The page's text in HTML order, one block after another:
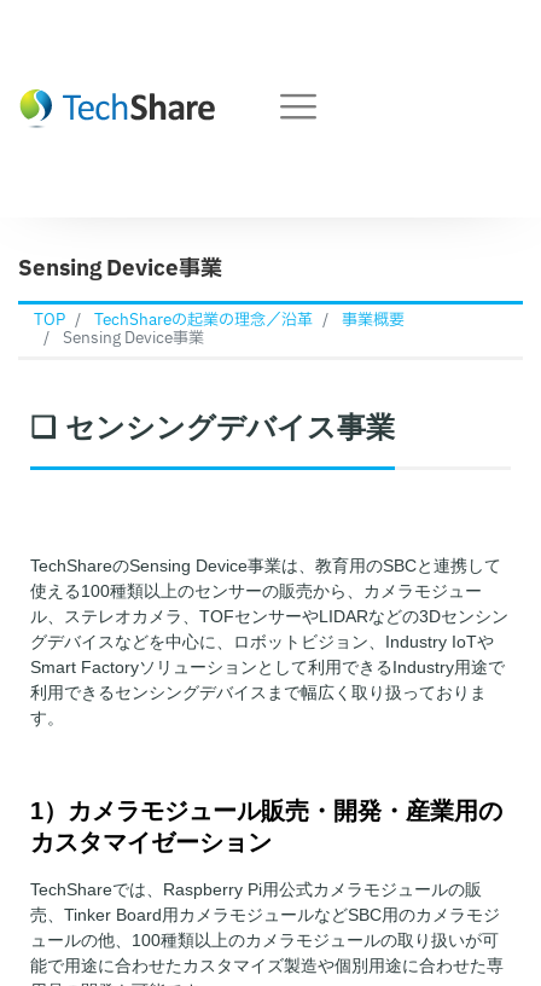
Sensing Device事業
TOP TechShareの起業の理念／沿革 事業概要
Sensing Device事業
❑ センシングデバイス事業
TechShareのSensing Device事業は、教育用のSBCと連携して
使える100種類以上のセンサーの販売から、カメラモジュー
ル、ステレオカメラ、TOFセンサーやLIDARなどの3Dセンシン
グデバイスなどを中心に、ロボットビジョン、Industry IoTや
Smart Factoryソリューションとして利用できるIndustry用途で
利用できるセンシングデバイスまで幅広く取り扱っておりま
す。
1）カメラモジュール販売・開発・産業用の
カスタマイゼーション
TechShareでは、Raspberry Pi用公式カメラモジュールの販
売、Tinker Board用カメラモジュールなどSBC用のカメラモジ
ュールの他、100種類以上のカメラモジュールの取り扱いが可
能で用途に合わせたカスタマイズ製造や個別用途に合わせた専